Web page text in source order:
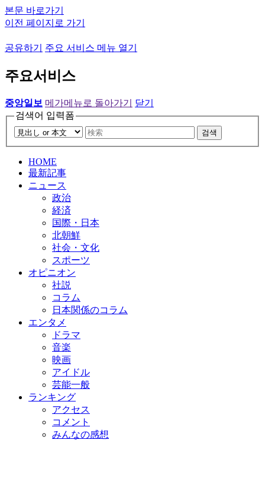
본문 바로가기
이전 페이지로 가기
공유하기 주요 서비스 메뉴 열기
주요서비스
중앙일보 메가메뉴로 돌아가기
닫기
검색어 입력폼
검색
HOME
最新記事
ニュース
政治
経済
国際・日本
北朝鮮
社会・文化
スポーツ
オピニオン
社説
コラム
日本関係のコラム
エンタメ
ドラマ
音楽
映画
アイドル
芸能一般
ランキング
アクセス
コメント
みんなの感想